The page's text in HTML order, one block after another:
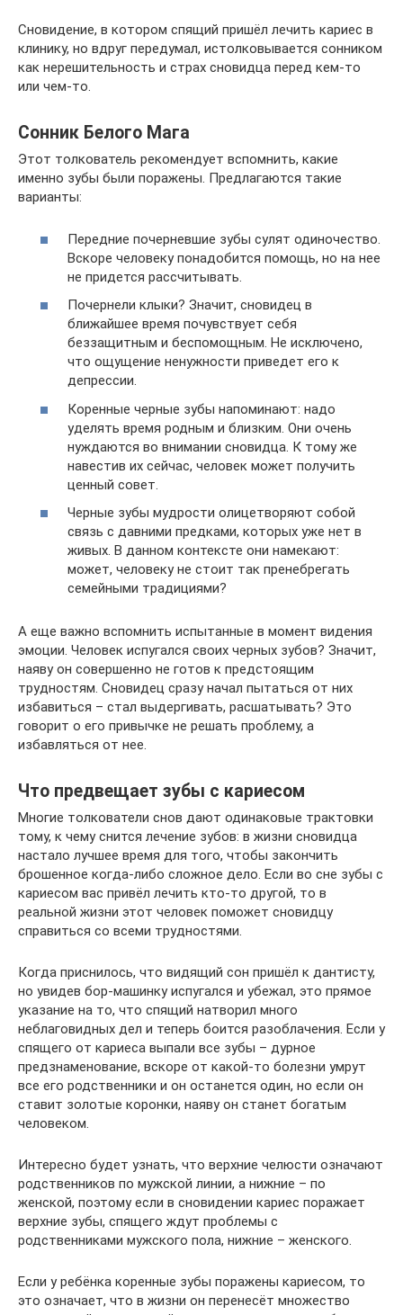
Сновидение, в котором спящий пришёл лечить кариес в
клинику, но вдруг передумал, истолковывается сонником
как нерешительность и страх сновидца перед кем-то
или чем-то.
Сонник Белого Мага
Этот толкователь рекомендует вспомнить, какие
именно зубы были поражены. Предлагаются такие
варианты:
Передние почерневшие зубы сулят одиночество.
Вскоре человеку понадобится помощь, но на нее
не придется рассчитывать.
Почернели клыки? Значит, сновидец в
ближайшее время почувствует себя
беззащитным и беспомощным. Не исключено,
что ощущение ненужности приведет его к
депрессии.
Коренные черные зубы напоминают: надо
уделять время родным и близким. Они очень
нуждаются во внимании сновидца. К тому же
навестив их сейчас, человек может получить
ценный совет.
Черные зубы мудрости олицетворяют собой
связь с давними предками, которых уже нет в
живых. В данном контексте они намекают:
может, человеку не стоит так пренебрегать
семейными традициями?
А еще важно вспомнить испытанные в момент видения
эмоции. Человек испугался своих черных зубов? Значит,
наяву он совершенно не готов к предстоящим
трудностям. Сновидец сразу начал пытаться от них
избавиться – стал выдергивать, расшатывать? Это
говорит о его привычке не решать проблему, а
избавляться от нее.
Что предвещает зубы с кариесом
Многие толкователи снов дают одинаковые трактовки
тому, к чему снится лечение зубов: в жизни сновидца
настало лучшее время для того, чтобы закончить
брошенное когда-либо сложное дело. Если во сне зубы с
кариесом вас привёл лечить кто-то другой, то в
реальной жизни этот человек поможет сновидцу
справиться со всеми трудностями.
Когда приснилось, что видящий сон пришёл к дантисту,
но увидев бор-машинку испугался и убежал, это прямое
указание на то, что спящий натворил много
неблаговидных дел и теперь боится разоблачения. Если у
спящего от кариеса выпали все зубы – дурное
предзнаменование, вскоре от какой-то болезни умрут
все его родственники и он останется один, но если он
ставит золотые коронки, наяву он станет богатым
человеком.
Интересно будет узнать, что верхние челюсти означают
родственников по мужской линии, а нижние – по
женской, поэтому если в сновидении кариес поражает
верхние зубы, спящего ждут проблемы с
родственниками мужского пола, нижние – женского.
Если у ребёнка коренные зубы поражены кариесом, то
это означает, что в жизни он перенесёт множество